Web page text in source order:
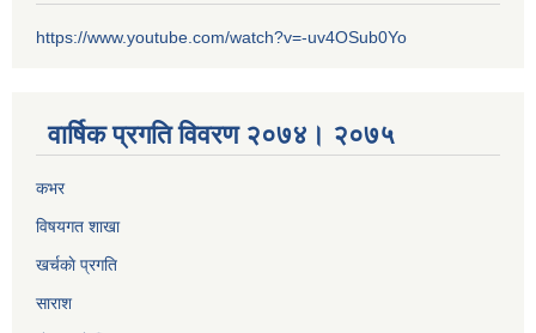
https://www.youtube.com/watch?v=-uv4OSub0Yo
वार्षिक प्रगति विवरण २०७४। २०७५
कभर
विषयगत शाखा
खर्चकाे प्रगति
साराश